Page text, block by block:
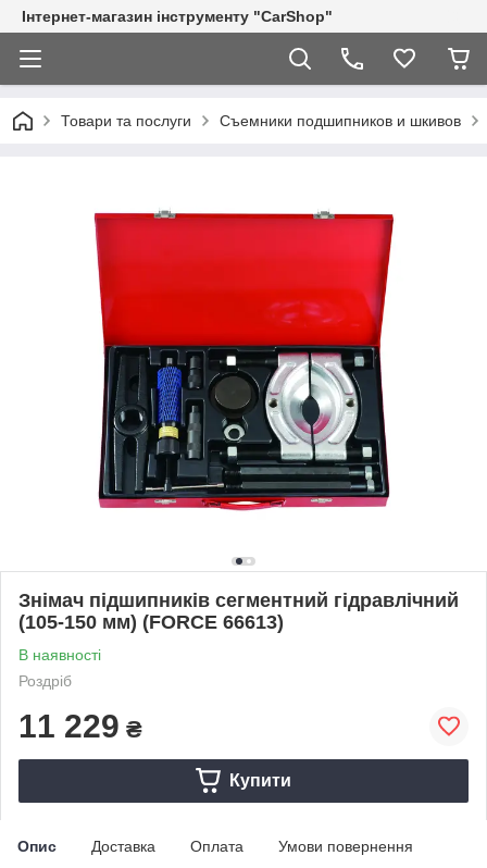
Інтернет-магазин інструменту "CarShop"
Товари та послуги Съемники подшипников и шкивов
Знімач підшипників сегментний гідравлічний
(105-150 мм) (FORCE 66613)
В наявності
Роздріб
11 229 ₴
Купити
Опис Доставка Оплата Умови повернення